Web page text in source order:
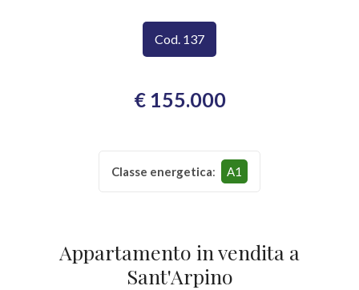
Cod. 137
€ 155.000
Classe energetica: A1
Appartamento in vendita a
Sant'Arpino
multiscelta